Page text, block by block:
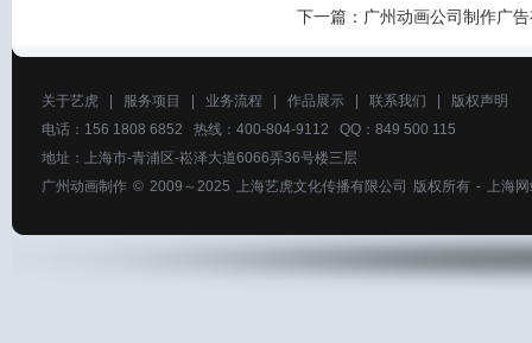
下一篇： 广州动画公司制作广
关于艺虎 服务项目 业务流程 作品展示 联系我们
版权声明
电话：156 1808 6852 热线：400-804-9112 QQ：849 500 115
地址：上海市-青浦区-崧泽大道6066弄36号楼三层
广州动画制作 © 2009～2025 上海艺虎文化传播有限公司 版权所有 - 上海